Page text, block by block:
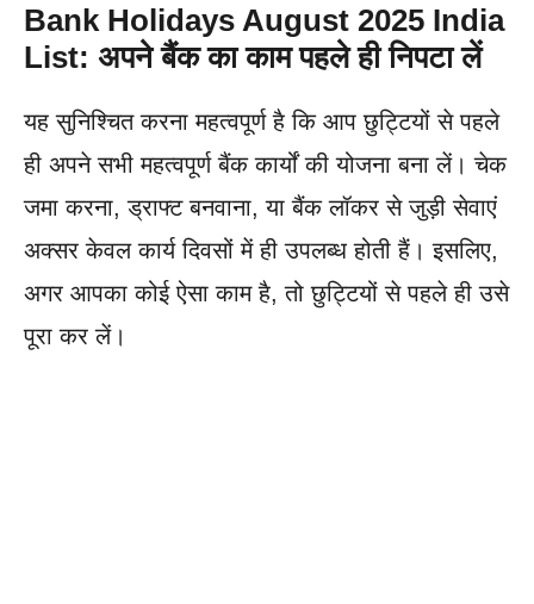
Bank Holidays August 2025 India
List: अपने बैंक का काम पहले ही निपटा लें
यह सुनिश्चित करना महत्वपूर्ण है कि आप छुट्टियों से पहले
ही अपने सभी महत्वपूर्ण बैंक कार्यों की योजना बना लें। चेक
जमा करना, ड्राफ्ट बनवाना, या बैंक लॉकर से जुड़ी सेवाएं
अक्सर केवल कार्य दिवसों में ही उपलब्ध होती हैं। इसलिए,
अगर आपका कोई ऐसा काम है, तो छुट्टियों से पहले ही उसे
पूरा कर लें।